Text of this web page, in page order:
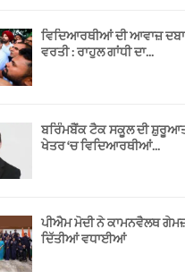
ਵਿਦਿਆਰਥੀਆਂ ਦੀ ਆਵਾਜ਼
ਵਰਤੀ : ਰਾਹੁਲ ਗਾਂਧੀ ਦਾ...
ਬਰਿੰਮਬੈਂਕ ਟੈਕ ਸਕੂਲ ਦੀ
ਖੇਤਰ ‘ਚ ਵਿਦਿਆਰਥੀਆਂ...
ਪੀਐਮ ਮੋਦੀ ਨੇ ਕਾਮਨਵੈਲਥ
ਦਿੱਤੀਆਂ ਵਧਾਈਆਂ